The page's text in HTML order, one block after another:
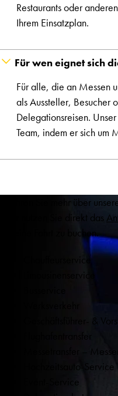
Restaurants oder
Ihrem Einsatzplan.
Für wen eignet sich
Für alle, die an Messen
als Aussteller, Besucher
Delegationsreisen.
Team, indem er sich um
Erfahren Sie mehr über
oder nutzen Sie direkt das
um eine Fahrt zu buchen.
Chauffeurservice
Geschäftsführer- &
Messetransfer –
Hochzeitsauto-Service
Event-Service